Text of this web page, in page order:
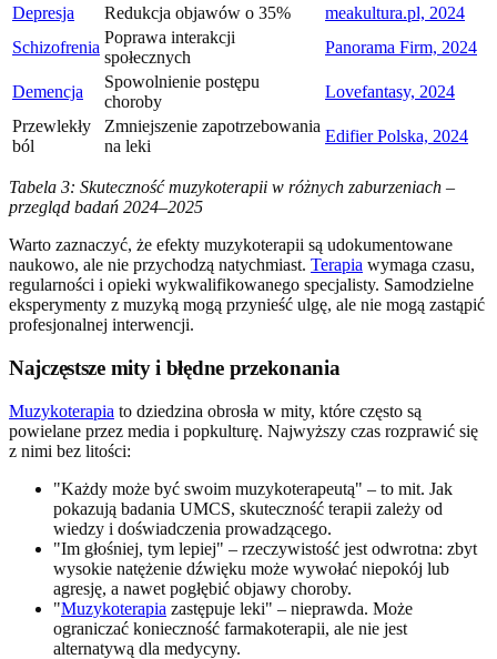
Depresja
Redukcja objawów o 35%
meakultura.pl, 2024
Schizofrenia
Poprawa interakcji
społecznych
Panorama Firm, 2024
Demencja
Spowolnienie postępu
choroby
Lovefantasy, 2024
Przewlekły
ból
Zmniejszenie zapotrzebowania
na leki
Edifier Polska, 2024
Tabela 3: Skuteczność muzykoterapii w różnych zaburzeniach –
przegląd badań 2024–2025
Warto zaznaczyć, że efekty muzykoterapii są udokumentowane
naukowo, ale nie przychodzą natychmiast. Terapia wymaga czasu,
regularności i opieki wykwalifikowanego specjalisty. Samodzielne
eksperymenty z muzyką mogą przynieść ulgę, ale nie mogą zastąpić
profesjonalnej interwencji.
Najczęstsze mity i błędne przekonania
Muzykoterapia to dziedzina obrosła w mity, które często są
powielane przez media i popkulturę. Najwyższy czas rozprawić się
z nimi bez litości:
"Każdy może być swoim muzykoterapeutą" – to mit. Jak
pokazują badania UMCS, skuteczność terapii zależy od
wiedzy i doświadczenia prowadzącego.
"Im głośniej, tym lepiej" – rzeczywistość jest odwrotna: zbyt
wysokie natężenie dźwięku może wywołać niepokój lub
agresję, a nawet pogłębić objawy choroby.
"Muzykoterapia zastępuje leki" – nieprawda. Może
ograniczać konieczność farmakoterapii, ale nie jest
alternatywą dla medycyny.